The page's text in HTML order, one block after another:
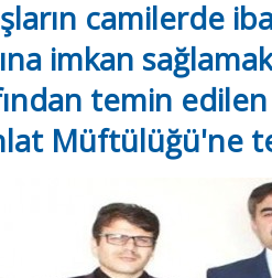
camilerde
imkan
temin
Müftülüğü'ne